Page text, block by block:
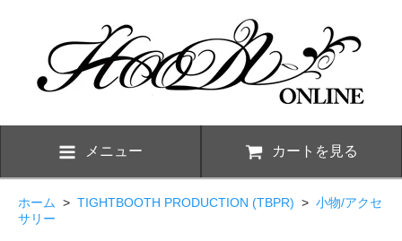
メニュー カートを見る
ホーム > TIGHTBOOTH PRODUCTION (TBPR) > 小物/アクセ
サリー